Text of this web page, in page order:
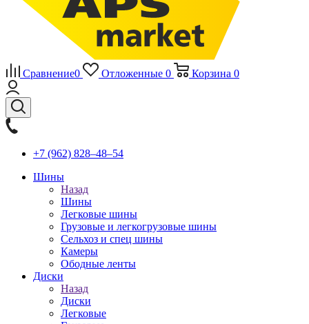
Сравнение0 Отложенные 0 Корзина 0
+7 (962) 828‒48‒54
Шины
Назад
Шины
Легковые шины
Грузовые и легкогрузовые шины
Сельхоз и спец шины
Камеры
Ободные ленты
Диски
Назад
Диски
Легковые